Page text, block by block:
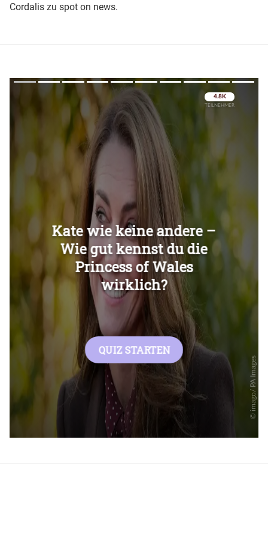
Cordalis zu spot on news.
Überspringen